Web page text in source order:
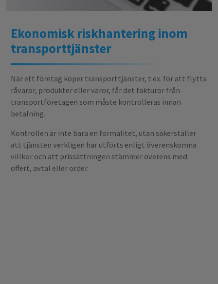
Ekonomisk riskhantering inom
transporttjänster
När ett företag köper transporttjänster, t.ex. för att flytta
råvaror, produkter eller varor, får det fakturor från
transportföretagen som måste kontrolleras innan
betalning.
Kontrollen är inte bara en formalitet, utan säkerställer
att tjänsten verkligen har utförts enligt överenskomna
villkor och att prissättningen stämmer överens med
offert, avtal eller order.